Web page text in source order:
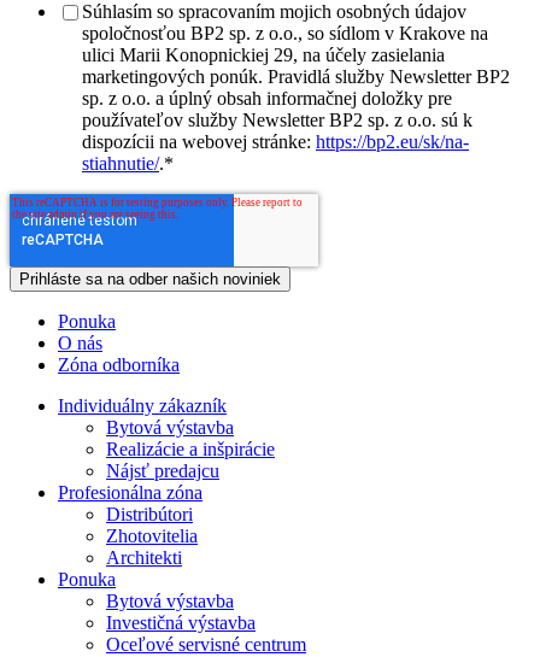
Súhlasím so spracovaním mojich osobných údajov
spoločnosťou BP2 sp. z o.o., so sídlom v Krakove na
ulici Marii Konopnickiej 29, na účely zasielania
marketingových ponúk. Pravidlá služby Newsletter BP2
sp. z o.o. a úplný obsah informačnej doložky pre
používateľov služby Newsletter BP2 sp. z o.o. sú k
dispozícii na webovej stránke: https://bp2.eu/sk/na-
stiahnutie/.*
Ponuka
O nás
Zóna odborníka
Individuálny zákazník
Bytová výstavba
Realizácie a inšpirácie
Nájsť predajcu
Profesionálna zóna
Distribútori
Zhotovitelia
Architekti
Ponuka
Bytová výstavba
Investičná výstavba
Oceľové servisné centrum